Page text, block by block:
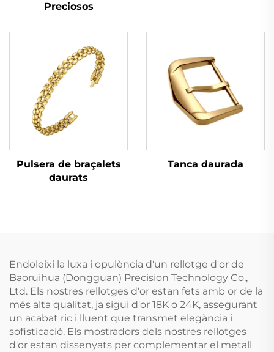
Preciosos
Pulsera de braçalets
daurats
Tanca daurada
Endoleixi la luxa i opulència d'un rellotge d'or de
Baoruihua (Dongguan) Precision Technology Co.,
Ltd. Els nostres rellotges d'or estan fets amb or de la
més alta qualitat, ja sigui d'or 18K o 24K, assegurant
un acabat ric i lluent que transmet elegància i
sofisticació. Els mostradors dels nostres rellotges
d'or estan dissenyats per complementar el metall